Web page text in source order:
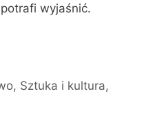
wyjaśnić.
, Sztuka i kultura,